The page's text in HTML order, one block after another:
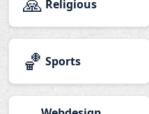
Religious
🏀 Sports